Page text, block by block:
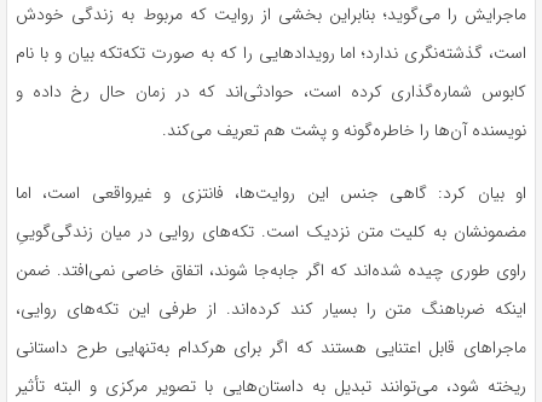
ماجرایش را می‌گوید؛ بنابراین بخشی از روایت که مربوط به زندگی خودش
است، گذشته‌نگری ندارد؛ اما رویدادهایی را که به صورت تکه‌تکه بیان و با نام
کابوس شماره‌گذاری کرده است، حوادثی‌اند که در زمان حال رخ داده و
نویسنده آن‌ها را خاطره‌گونه و پشت هم تعریف می‌کند.
او بیان کرد: گاهی جنس این روایت‌ها، فانتزی و غیرواقعی است، اما
مضمونشان به کلیت متن نزدیک است. تکه‌های روایی در میان زندگی‌گوییِ
راوی طوری چیده شده‌اند که اگر جابه‌جا شوند، اتفاق خاصی نمی‌افتد. ضمن
اینکه ضرباهنگ متن را بسیار کند کرده‌اند. از طرفی این تکه‌های روایی،
ماجراهای قابل اعتنایی هستند که اگر برای هرکدام به‌تنهایی طرح داستانی
ریخته شود، می‌توانند تبدیل به داستان‌هایی با تصویر مرکزی و البته تأثیر